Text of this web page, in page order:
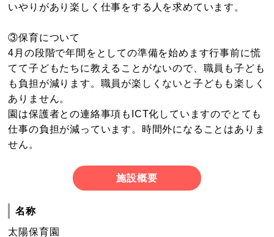
いやりがあり楽しく仕事をする人を求めています。
③保育について
4月の段階で年間をとしての準備を始めます行事前に慌
てて子どもたちに教えることがないので、職員も子ども
も負担が減ります。職員が楽しくないと子どもも楽しく
ありません。
園は保護者との連絡事項もICT化していますのでとても
仕事の負担が減っています。時間外になることはありま
せん。
施設概要
名称
太陽保育園